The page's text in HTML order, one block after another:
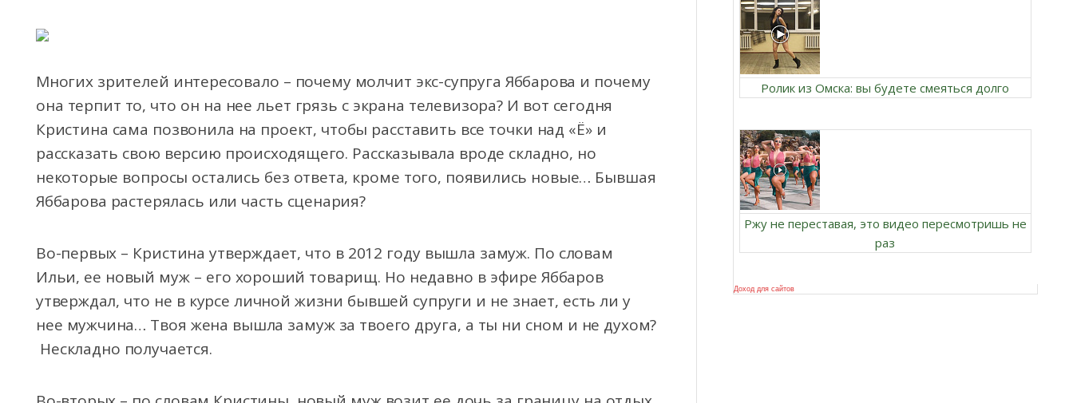
Многих зрителей интересовало – почему молчит экс-супруга Яббарова и почему
она терпит то, что он на нее льет грязь с экрана телевизора? И вот сегодня
Кристина сама позвонила на проект, чтобы расставить все точки над «Ё» и
рассказать свою версию происходящего. Рассказывала вроде складно, но
некоторые вопросы остались без ответа, кроме того, появились новые… Бывшая
Яббарова растерялась или часть сценария?
Во-первых – Кристина утверждает, что в 2012 году вышла замуж. По словам
Ильи, ее новый муж – его хороший товарищ. Но недавно в эфире Яббаров
утверждал, что не в курсе личной жизни бывшей супруги и не знает, есть ли у
нее мужчина… Твоя жена вышла замуж за твоего друга, а ты ни сном и не духом?
Нескладно получается.
Ролик из Омска: вы будете смеяться долго
Ржу не переставая, это видео пересмотришь не
раз
Доход для сайтов